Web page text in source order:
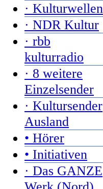
· Kulturwellen
· NDR Kultur
· rbb
kulturradio
· 8 weitere
Einzelsender
· Kultursender
Ausland
• Hörer
• Initiativen
· Das GANZE